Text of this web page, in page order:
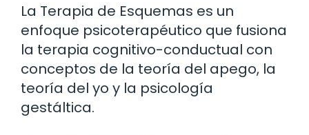
La Terapia de Esquemas es un
enfoque psicoterapéutico que fusiona
la terapia cognitivo-conductual con
conceptos de la teoría del apego, la
teoría del yo y la psicología
gestáltica.